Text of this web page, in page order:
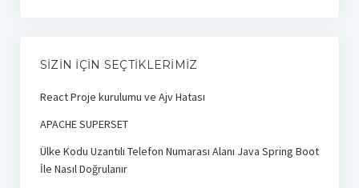
SIZIN İÇIN SEÇTIKLERIMIZ
React Proje kurulumu ve Ajv Hatası
APACHE SUPERSET
Ülke Kodu Uzantılı Telefon Numarası Alanı Java Spring Boot
İle Nasıl Doğrulanır